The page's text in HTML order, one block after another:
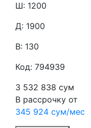
Ш: 1200
Д: 1900
В: 130
Код: 794939
3 532 838 сум
В рассрочку от
345 924 сум/мес